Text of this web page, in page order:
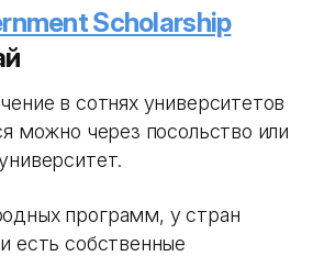
Scholarship
в сотнях университетов
можно через посольство или
программ, у стран
есть собственные